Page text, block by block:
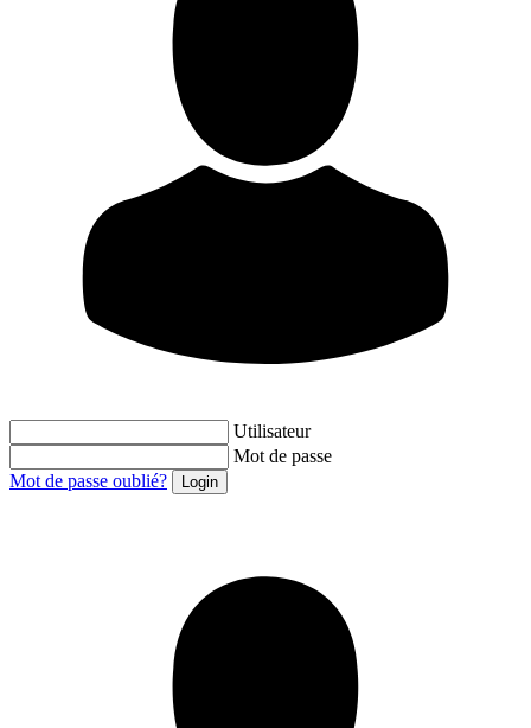
Utilisateur
Mot de passe
Mot de passe oublié?